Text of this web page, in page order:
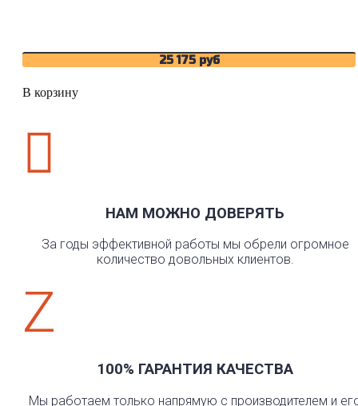
25 175 руб
В корзину

НАМ МОЖНО ДОВЕРЯТЬ
За годы эффективной работы мы обрели огромное
количество довольных клиентов.
Z
100% ГАРАНТИЯ КАЧЕСТВА
Мы работаем только напрямую с производителем и